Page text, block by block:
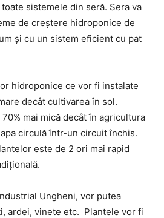
sistemele din seră. Sera va
de creștere hidroponice de
și cu un sistem eficient cu pat
hidroponice ce vor fi instalate
decât cultivarea în sol.
mai mică decât în ​​agricultura
circulă într-un circuit închis.
este de 2 ori mai rapid
Ungheni, vor putea
ardei, vinete etc. Plantele vor fi